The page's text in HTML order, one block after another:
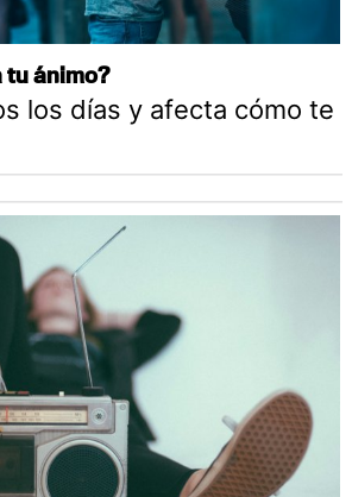
tu ánimo?
los días y afecta cómo te